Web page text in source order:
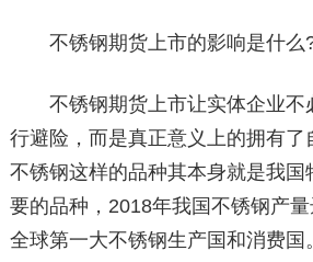
不锈钢期货上市的影响是什么
不锈钢期货上市让实体企业不
行避险，而是真正意义上的拥有了
不锈钢这样的品种其本身就是我国
要的品种，2018年我国不锈钢产
全球第一大不锈钢生产国和消费国